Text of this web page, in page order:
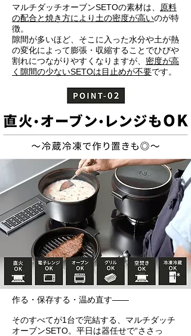
マルチダッチオーブンSETOの素材は、
原料
の配合と焼き方により土の密度が高いのが特
徴。
隙間が多いほど、そこに入った水分や土が熱
の変化によって膨張・収縮することでひびや
割れにつながりやすくなりますが、 密度が高
く隙間の少ないSETOは目止めが不要です。
作る・保存する・温め直す――
そのすべてが1台で完結する、マルチダッチ
オーブンSETO。平日は器任せで“ささっ